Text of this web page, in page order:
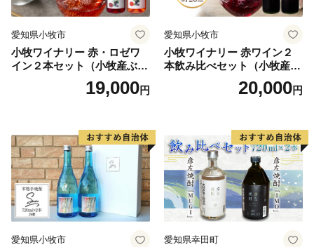
愛知県小牧市
小牧ワイナリー 赤・ロゼワ
イン２本セット（小牧産ぶど
19,000円
愛知県小牧市
小牧ワイナリー 赤ワイン２
本飲み比べセット（小牧産ぶ
どう100％使用）20,000円
愛知県小牧市 愛知県幸田町